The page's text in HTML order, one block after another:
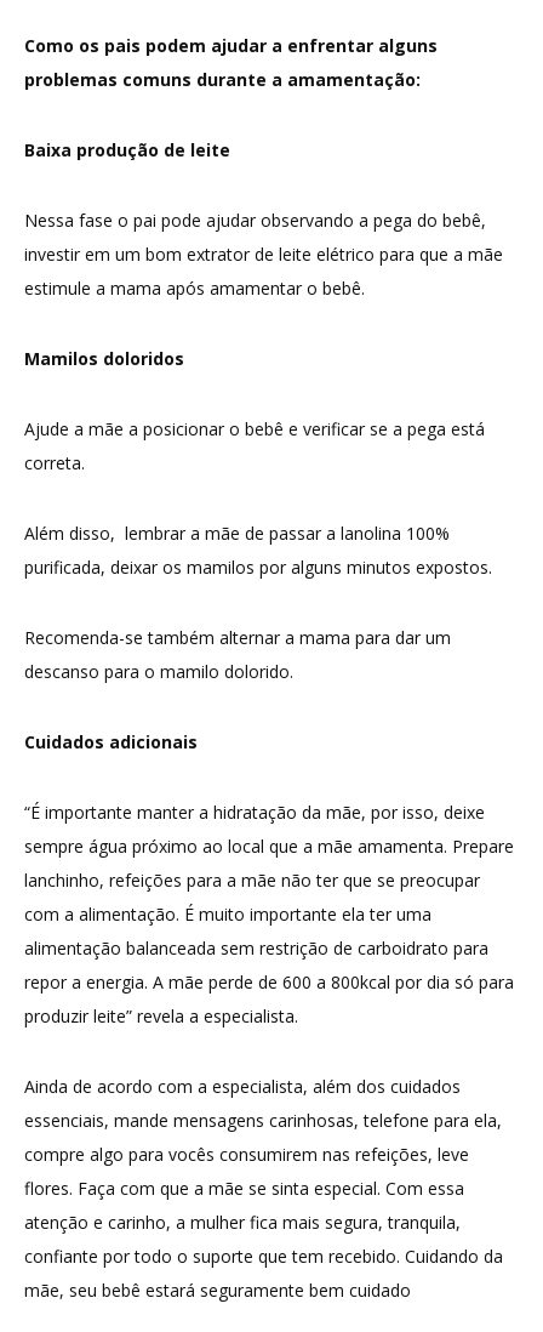
Como os pais podem ajudar a enfrentar alguns
problemas comuns durante a amamentação:
Baixa produção de leite
Nessa fase o pai pode ajudar observando a pega do bebê,
investir em um bom extrator de leite elétrico para que a mãe
estimule a mama após amamentar o bebê.
Mamilos doloridos
Ajude a mãe a posicionar o bebê e verificar se a pega está
correta.
Além disso, lembrar a mãe de passar a lanolina 100%
purificada, deixar os mamilos por alguns minutos expostos.
Recomenda-se também alternar a mama para dar um
descanso para o mamilo dolorido.
Cuidados adicionais
“É importante manter a hidratação da mãe, por isso, deixe
sempre água próximo ao local que a mãe amamenta. Prepare
lanchinho, refeições para a mãe não ter que se preocupar
com a alimentação. É muito importante ela ter uma
alimentação balanceada sem restrição de carboidrato para
repor a energia. A mãe perde de 600 a 800kcal por dia só para
produzir leite” revela a especialista.
Ainda de acordo com a especialista, além dos cuidados
essenciais, mande mensagens carinhosas, telefone para ela,
compre algo para vocês consumirem nas refeições, leve
flores. Faça com que a mãe se sinta especial. Com essa
atenção e carinho, a mulher fica mais segura, tranquila,
confiante por todo o suporte que tem recebido. Cuidando da
mãe, seu bebê estará seguramente bem cuidado